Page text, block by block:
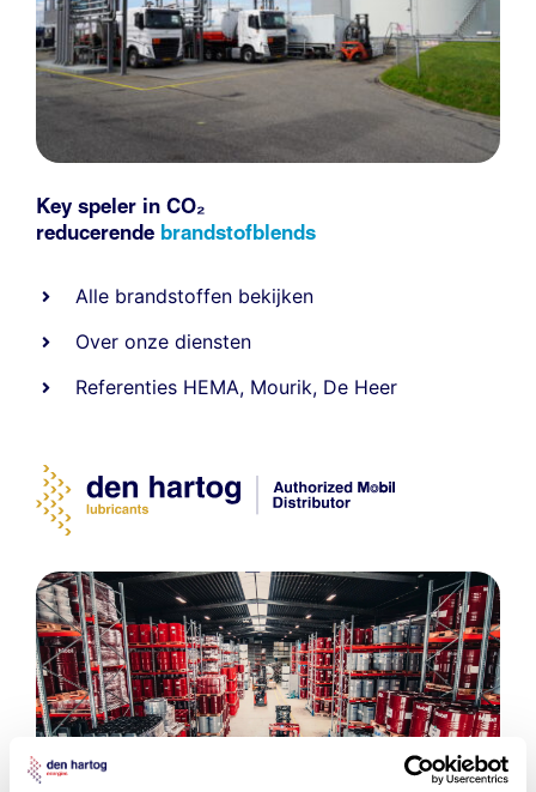
Key speler in CO₂
reducerende brandstofblends
Alle brandstoffen bekijken
Over onze diensten
Referenties HEMA, Mourik, De Heer